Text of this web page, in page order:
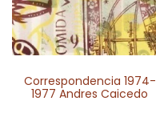
Correspondencia 1974-
1977 Andres Caicedo